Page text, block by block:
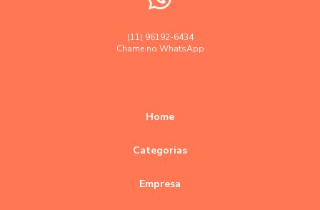
Levantamento topográfico georreferenciado
Levantamento topográfico preço
Orçamento empresa topografia e agrimensura
Precisão empresa topografia e georreferenciamento
(11) 96192-6434
Chame no WhatsApp
Home
Categorias
Empresa